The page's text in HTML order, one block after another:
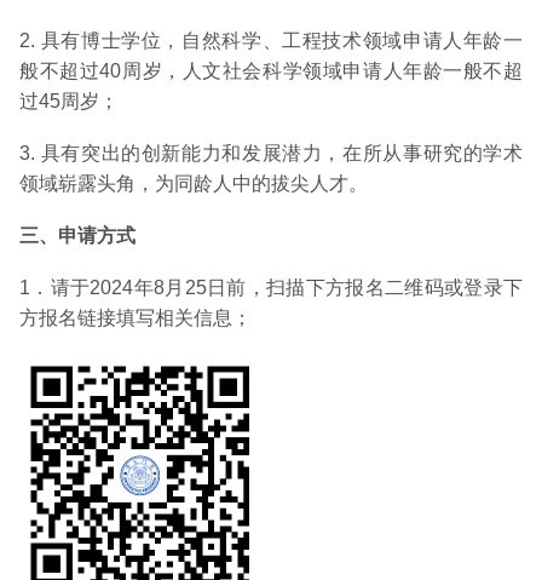
2. 具有博士学位，自然科学、工程技术领域申请人年龄一
般不超过40周岁，人文社会科学领域申请人年龄一般不超
过45周岁；
3. 具有突出的创新能力和发展潜力，在所从事研究的学术
领域崭露头角，为同龄人中的拔尖人才。
三、申请方式
1．请于2024年8月25日前，扫描下方报名二维码或登录下
方报名链接填写相关信息；